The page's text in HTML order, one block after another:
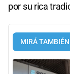
por su rica
MIRÁ TAMBIÉN